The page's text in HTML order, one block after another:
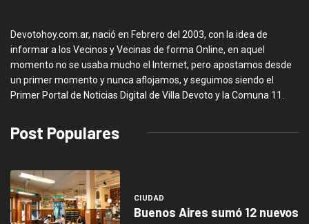
Devotohoy.com.ar, nació en Febrero del 2003, con la idea de
informar a los Vecinos y Vecinas de forma Online, en aquel
momento no se usaba mucho el Internet, pero apostamos desde
un primer momento y nunca aflojamos, y seguimos siendo el
Primer Portal de Noticias Digital de Villa Devoto y la Comuna 11.
Post Populares
CIUDAD
Buenos Aires sumó 12 nuevos